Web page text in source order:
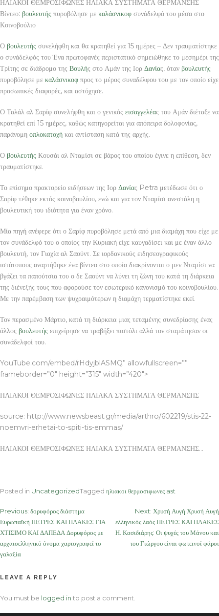
ΗΛΙΑΚΟΙ ΘΕΜΡΟΣΙΦΩΝΕΣ ΗΛΙΑΚΑ ΣΥΣΤΗΜΑΤΑ ΘΕΡΜΑΝΣΗΣ
Βίντεο: βουλευτής πυροβόλησε με καλάσνικοφ συνάδελφό του μέσα στο
Κοινοβούλιο
Ο βουλευτής συνελήφθη και θα κρατηθεί για 15 ημέρες – Δεν τραυματίστηκε
ο συνάδελφός του Ένα πρωτοφανές περιστατικό σημειώθηκε το μεσημέρι της
Τρίτης σε διάδρομο της Βουλής στο Αμάν της Ιορ Δανίας, όταν βουλευτής
πυροβόλησε με καλάσνικοφ προς το μέρος συναδέλφου του με τον οποίο είχε
προσωπικές διαφορές, και αστόχησε.
Ο Ταλάλ αλ Σαρίφ συνελήφθη και ο γενικός εισαγγελέας του Αμάν διέταξε να
κρατηθεί επί 15 ημέρες, καθώς κατηγορείται για απόπειρα δολοφονίας,
παράνομη οπλοκατοχή και αντίσταση κατά της αρχής.
Ο βουλευτής Κουσάι αλ Νταμίσι σε βάρος του οποίου έγινε η επίθεση, δεν
τραυματίστηκε.
Το επίσημο πρακτορείο ειδήσεων της Ιορ Δανίας Petra μετέδωσε ότι ο
Σαρίφ τέθηκε εκτός κοινοβουλίου, ενώ και για τον Νταμίσι ανεστάλη η
βουλευτική του ιδιότητα για έναν χρόνο.
Μία πηγή ανέφερε ότι ο Σαρίφ πυροβόλησε μετά από μια διαμάχη που είχε με
τον συνάδελφό του ο οποίος την Κυριακή είχε καυγαδίσει και με έναν άλλο
βουλευτή, τον Γιαχία αλ Σαούντ. Σε ιορδανικούς ειδησεογραφικούς
ιστότοπους αναρτήθηκε ένα βίντεο στο οποίο διακρίνονται ο μεν Νταμίσι να
βγάζει τα παπούτσια του ο δε Σαούντ να λύνει τη ζώνη του κατά τη διάρκεια
της διένεξής τους που αφορούσε τον εσωτερικό κανονισμό του κοινοβουλίου.
Με την παρέμβαση των ψυχραιμότερων η διαμάχη τερματίστηκε εκεί.
Τον περασμένο Μάρτιο, κατά τη διάρκεια μιας τεταμένης συνεδρίασης ένας
άλλος βουλευτής επιχείρησε να τραβήξει πιστόλι αλλά τον σταμάτησαν οι
συνάδελφοί του.
YouTube.com/embed/rHdyjblASMQ” allowfullscreen=””
frameborder=”0″ height=”315″ width=”420″>
ΗΛΙΑΚΟΙ ΘΕΜΡΟΣΙΦΩΝΕΣ ΗΛΙΑΚΑ ΣΥΣΤΗΜΑΤΑ ΘΕΡΜΑΝΣΗΣ
source: http://www.newsbeast.gr/media/arthro/602219/stis-22-
noemvri-erhetai-to-spiti-tis-emmas/
ΗΛΙΑΚΟΙ ΘΕΜΡΟΣΙΦΩΝΕΣ ΗΛΙΑΚΑ ΣΥΣΤΗΜΑΤΑ ΘΕΡΜΑΝΣΗΣ…
Posted in UncategorizedTagged ηλιακοι θερμοσιφωνες ast
Post
navigation
Previous: δορυφόρος διάστημα
Ευρωπαϊκή ΠΕΤΡΕΣ ΚΑΙ ΠΛΑΚΕΣ ΓΙΑ
ΧΤΙΣΙΜΟ ΚΑΙ ΔΑΠΕΔΑ Δορυφόρος με
αρχαιοελληνικό όνομα χαρτογραφεί το
γαλαξία
Next: Χρυσή Αυγή Χρυσή Αυγή
ελληνικός λαός ΠΕΤΡΕΣ ΚΑΙ ΠΛΑΚΕΣ
Η. Κασιδιάρης: Οι ψυχές του Μάνου και
του Γιώργου είναι φωτεινοί φάροι
LEAVE A REPLY
You must be logged in to post a comment.